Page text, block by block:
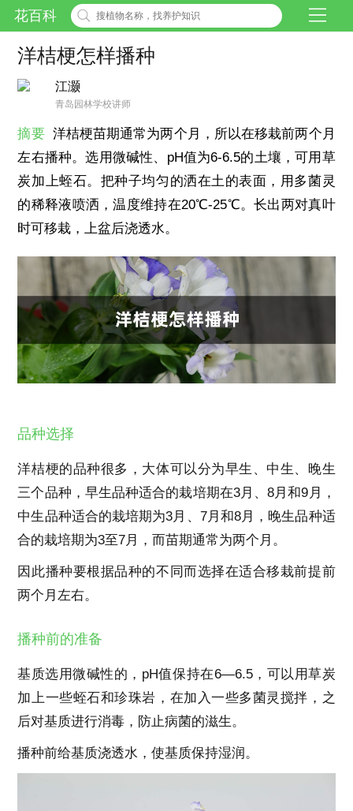
花百科
洋桔梗怎样播种
江灏
青岛园林学校讲师
摘要 洋桔梗苗期通常为两个月，所以在移栽前两个月
左右播种。选用微碱性、pH值为6-6.5的土壤，可用草
炭加上蛭石。把种子均匀的洒在土的表面，用多菌灵
的稀释液喷洒，温度维持在20℃-25℃。长出两对真叶
时可移栽，上盆后浇透水。
品种选择
洋桔梗的品种很多，大体可以分为早生、中生、晚生
三个品种，早生品种适合的栽培期在3月、8月和9月，
中生品种适合的栽培期为3月、7月和8月，晚生品种适
合的栽培期为3至7月，而苗期通常为两个月。
因此播种要根据品种的不同而选择在适合移栽前提前
两个月左右。
播种前的准备
基质选用微碱性的，pH值保持在6—6.5，可以用草炭
加上一些蛭石和珍珠岩，在加入一些多菌灵搅拌，之
后对基质进行消毒，防止病菌的滋生。
播种前给基质浇透水，使基质保持湿润。